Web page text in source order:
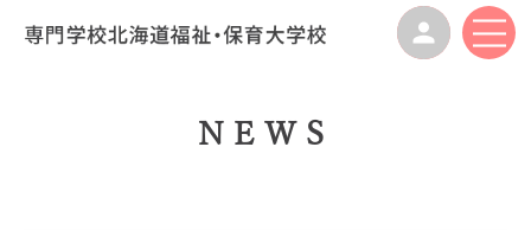
NEWS